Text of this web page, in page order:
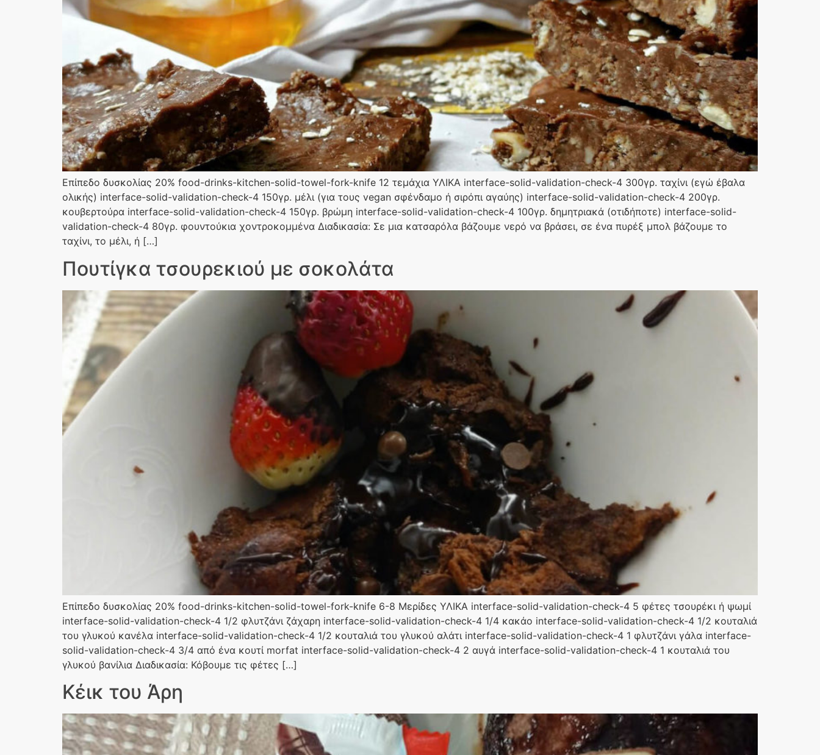
Επίπεδο δυσκολίας 20% food-drinks-kitchen-solid-towel-fork-knife 12 τεμάχια ΥΛΙΚΑ interface-solid-validation-check-4 300γρ. ταχίνι (εγώ έβαλα
ολικής) interface-solid-validation-check-4 150γρ. μέλι (για τους vegan σφένδαμο ή σιρόπι αγαύης) interface-solid-validation-check-4 200γρ.
κουβερτούρα interface-solid-validation-check-4 150γρ. βρώμη interface-solid-validation-check-4 100γρ. δημητριακά (οτιδήποτε) interface-solid-
validation-check-4 80γρ. φουντούκια χοντροκομμένα Διαδικασία: Σε μια κατσαρόλα βάζουμε νερό να βράσει, σε ένα πυρέξ μπολ βάζουμε το
ταχίνι, το μέλι, ή […]
Πουτίγκα τσουρεκιού με σοκολάτα
Επίπεδο δυσκολίας 20% food-drinks-kitchen-solid-towel-fork-knife 6-8 Μερίδες ΥΛΙΚΑ interface-solid-validation-check-4 5 φέτες τσουρέκι ή ψωμί
interface-solid-validation-check-4 1/2 φλυτζάνι ζάχαρη interface-solid-validation-check-4 1/4 κακάο interface-solid-validation-check-4 1/2 κουταλιά
του γλυκού κανέλα interface-solid-validation-check-4 1/2 κουταλιά του γλυκού αλάτι interface-solid-validation-check-4 1 φλυτζάνι γάλα interface-
solid-validation-check-4 3/4 από ένα κουτί morfat interface-solid-validation-check-4 2 αυγά interface-solid-validation-check-4 1 κουταλιά του
γλυκού βανίλια Διαδικασία: Κόβουμε τις φέτες […]
Κέικ του Άρη